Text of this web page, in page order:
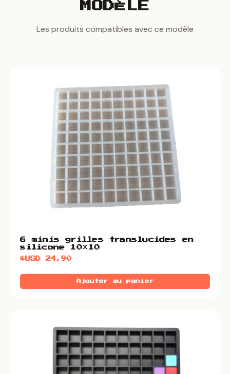
MODÈLE
Les produits compatibles avec ce modèle
6 minis grilles translucides en
silicone 10×10
$USD24,90
Ajouter au panier